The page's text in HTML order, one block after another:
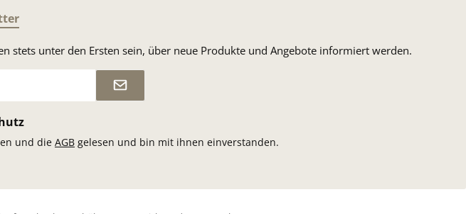
stets unter den Ersten sein, über neue Produkte und Angebote informiert werden.
und die AGB gelesen und bin mit ihnen einverstanden.